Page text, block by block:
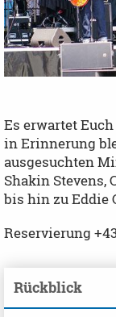
Es erwartet
in Erinnerung
ausgesuchten
Shakin Stevens,
bis hin zu Eddie
Reservierung
Rückblick